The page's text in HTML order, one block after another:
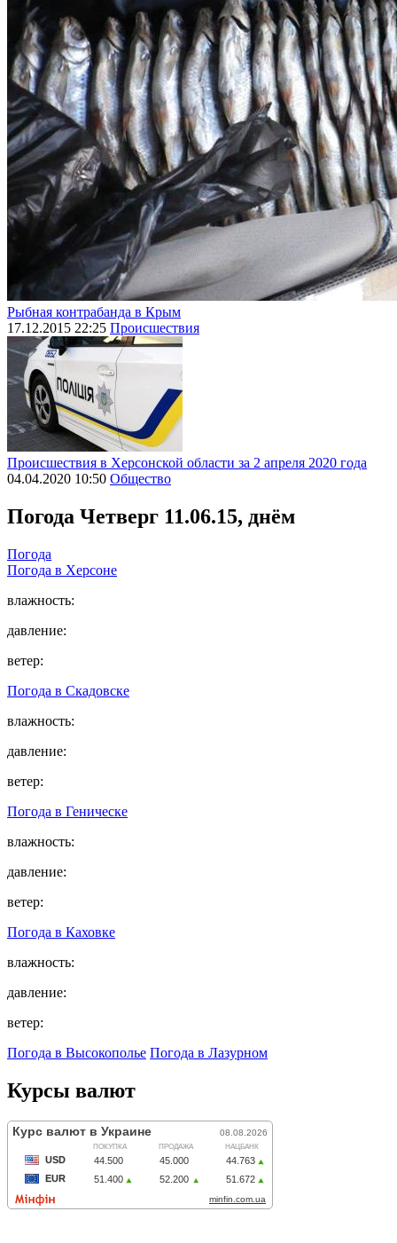
Рыбная контрабанда в Крым
17.12.2015 22:25 Происшествия
Происшествия в Херсонской области за 2 апреля 2020 года
04.04.2020 10:50 Общество
Погода Четверг 11.06.15, днём
Погода
Погода в Херсоне
влажность:
давление:
ветер:
Погода в Скадовске
влажность:
давление:
ветер:
Погода в Геническе
влажность:
давление:
ветер:
Погода в Каховке
влажность:
давление:
ветер:
Погода в Высокополье Погода в Лазурном
Курсы валют